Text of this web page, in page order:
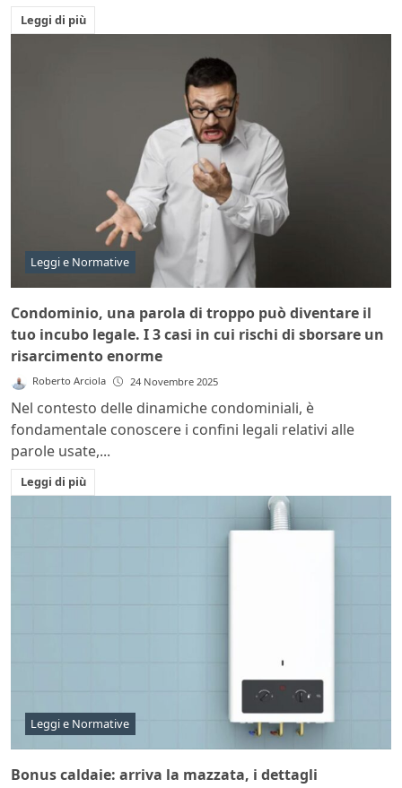
Leggi di più
Leggi e Normative
Condominio, una parola di troppo può diventare il
tuo incubo legale. I 3 casi in cui rischi di sborsare un
risarcimento enorme
Roberto Arciola 24 Novembre 2025
Nel contesto delle dinamiche condominiali, è
fondamentale conoscere i confini legali relativi alle
parole usate,...
Leggi di più
Leggi e Normative
Bonus caldaie: arriva la mazzata, i dettagli